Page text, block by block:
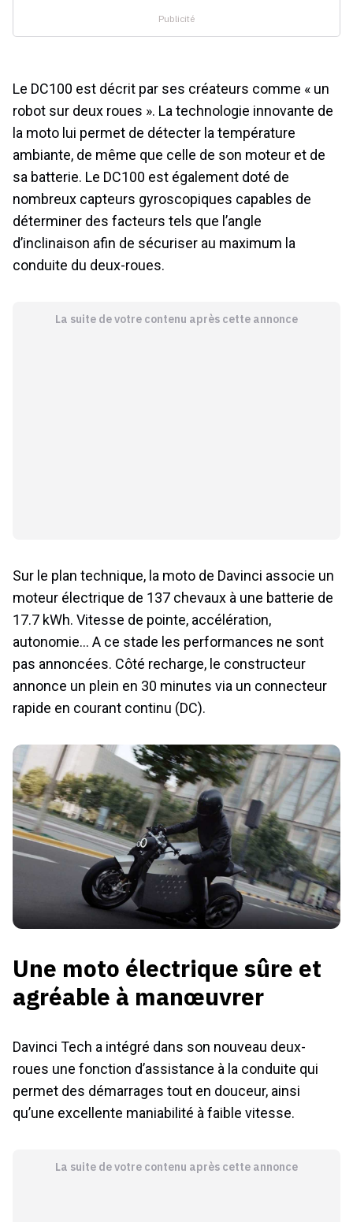
Le DC100 est décrit par ses créateurs comme « un
robot sur deux roues ». La technologie innovante de
la moto lui permet de détecter la température
ambiante, de même que celle de son moteur et de
sa batterie. Le DC100 est également doté de
nombreux capteurs gyroscopiques capables de
déterminer des facteurs tels que l’angle
d’inclinaison afin de sécuriser au maximum la
conduite du deux-roues.
La suite de votre contenu après cette annonce
Sur le plan technique, la moto de Davinci associe un
moteur électrique de 137 chevaux à une batterie de
17.7 kWh. Vitesse de pointe, accélération,
autonomie… A ce stade les performances ne sont
pas annoncées. Côté recharge, le constructeur
annonce un plein en 30 minutes via un connecteur
rapide en courant continu (DC).
Une moto électrique sûre et
agréable à manœuvrer
Davinci Tech a intégré dans son nouveau deux-
roues une fonction d’assistance à la conduite qui
permet des démarrages tout en douceur, ainsi
qu’une excellente maniabilité à faible vitesse.
La suite de votre contenu après cette annonce